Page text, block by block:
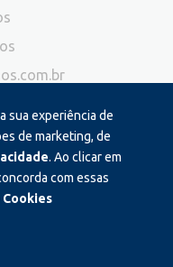
sua experiência de
de marketing, de
. Ao clicar em
com essas
atendemos ligações neste
por:
reservados